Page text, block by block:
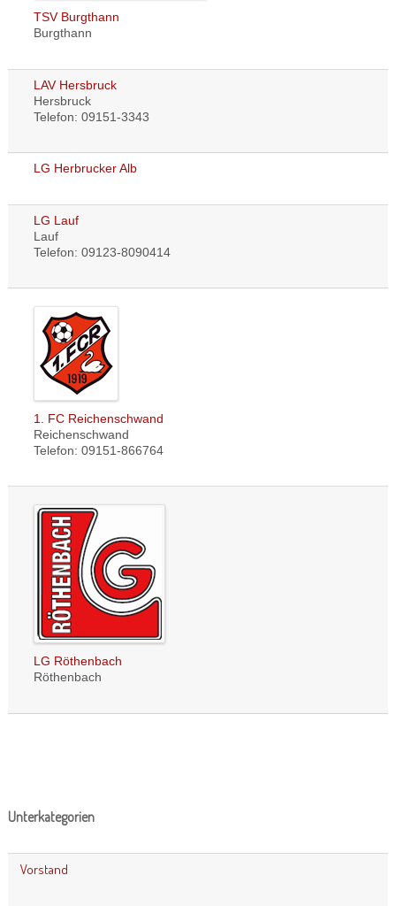
TSV Burgthann
Burgthann
LAV Hersbruck
Hersbruck
Telefon: 09151-3343
LG Herbrucker Alb
LG Lauf
Lauf
Telefon: 09123-8090414
1. FC Reichenschwand
Reichenschwand
Telefon: 09151-866764
LG Röthenbach
Röthenbach
Unterkategorien
Vorstand